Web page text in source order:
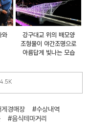
와
강구대교 위의 배모양
조형물이 야간조명으로
아름답게 빛나는 모습
4.5K
경매장
#수상내역
#음식테마거리